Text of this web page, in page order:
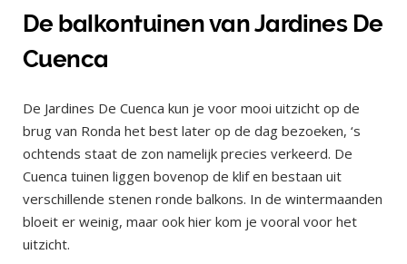
De balkontuinen van Jardines De
Cuenca
De Jardines De Cuenca kun je voor mooi uitzicht op de
brug van Ronda het best later op de dag bezoeken, ‘s
ochtends staat de zon namelijk precies verkeerd. De
Cuenca tuinen liggen bovenop de klif en bestaan uit
verschillende stenen ronde balkons. In de wintermaanden
bloeit er weinig, maar ook hier kom je vooral voor het
uitzicht.